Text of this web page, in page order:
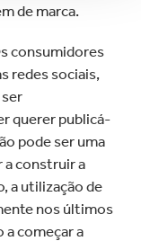
de marca.
consumidores
redes sociais,
querer publicá-
pode ser uma
a construir a
a utilização de
nos últimos
a começar a